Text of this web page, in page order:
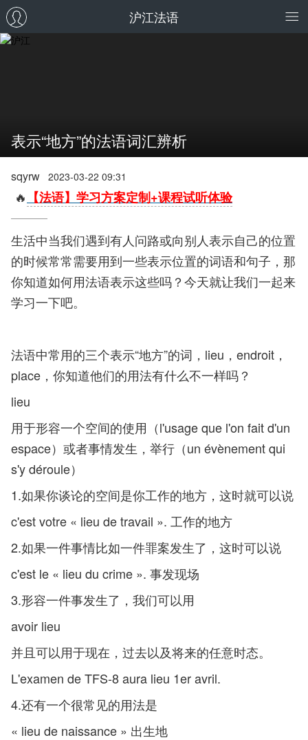
沪江法语
表示“地方”的法语词汇辨析
sqyrw 2023-03-22 09:31
🔥 【法语】学习方案定制+课程试听体验
生活中当我们遇到有人问路或向别人表示自己的位置
的时候常常需要用到一些表示位置的词语和句子，那
你知道如何用法语表示这些吗？今天就让我们一起来
学习一下吧。
法语中常用的三个表示“地方”的词，lieu，endroit，
place，你知道他们的用法有什么不一样吗？
lieu
用于形容一个空间的使用（l'usage que l'on fait d'un
espace）或者事情发生，举行（un évènement qui
s'y déroule）
1.如果你谈论的空间是你工作的地方，这时就可以说
c'est votre « lieu de travail ». 工作的地方
2.如果一件事情比如一件罪案发生了，这时可以说
c'est le « lieu du crime ». 事发现场
3.形容一件事发生了，我们可以用
avoir lieu
并且可以用于现在，过去以及将来的任意时态。
L'examen de TFS-8 aura lieu 1er avril.
4.还有一个很常见的用法是
« lieu de naissance » 出生地